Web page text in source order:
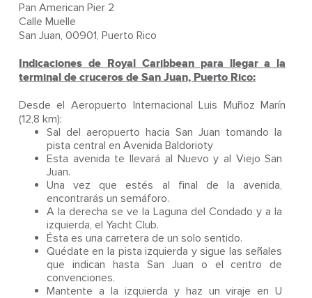
Pan American Pier 2
Calle Muelle
San Juan, 00901, Puerto Rico
Indicaciones de Royal Caribbean para llegar a la
terminal de cruceros de San Juan, Puerto Rico:
Desde el Aeropuerto Internacional Luis Muñoz Marín
(12,8 km):
Sal del aeropuerto hacia San Juan tomando la
pista central en Avenida Baldorioty
Esta avenida te llevará al Nuevo y al Viejo San
Juan.
Una vez que estés al final de la avenida,
encontrarás un semáforo.
A la derecha se ve la Laguna del Condado y a la
izquierda, el Yacht Club.
Ésta es una carretera de un solo sentido.
Quédate en la pista izquierda y sigue las señales
que indican hasta San Juan o el centro de
convenciones.
Mantente a la izquierda y haz un viraje en U